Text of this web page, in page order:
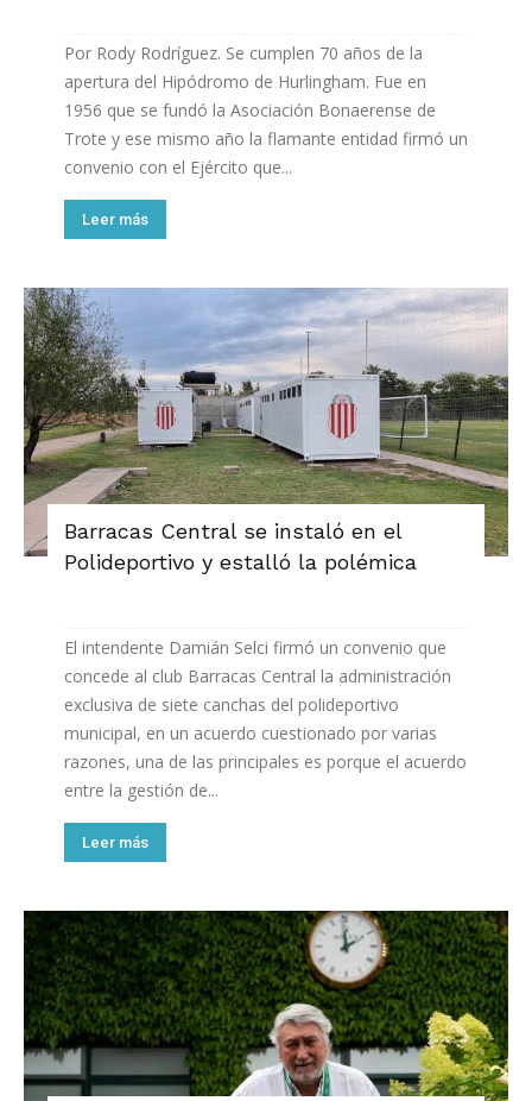
Por Rody Rodríguez. Se cumplen 70 años de la
apertura del Hipódromo de Hurlingham. Fue en
1956 que se fundó la Asociación Bonaerense de
Trote y ese mismo año la flamante entidad firmó un
convenio con el Ejército que...
Leer más
Barracas Central se instaló en el
Polideportivo y estalló la polémica
El intendente Damián Selci firmó un convenio que
concede al club Barracas Central la administración
exclusiva de siete canchas del polideportivo
municipal, en un acuerdo cuestionado por varias
razones, una de las principales es porque el acuerdo
entre la gestión de...
Leer más